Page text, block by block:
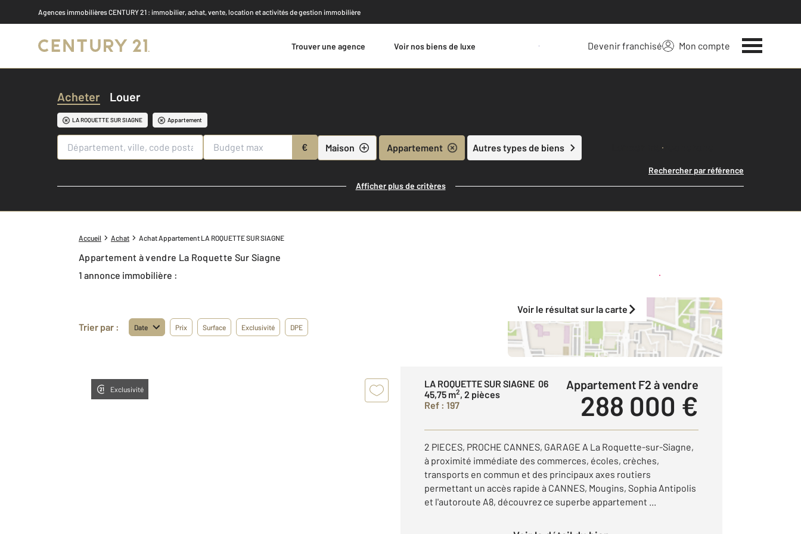
Agences immobilières CENTURY 21 : immobilier, achat, vente, location et activités de gestion immobilière
Trouver une agence Voir nos biens de luxe Estimer votre bien Devenir franchisé Mon compte
Acheter Louer
LA ROQUETTE SUR SIAGNE Appartement
€ Maison Appartement Autres types de biens Lancer ma recherche
Rechercher par référence
Afficher plus de critères
Accueil Achat Achat Appartement LA ROQUETTE SUR SIAGNE
Appartement à vendre La Roquette Sur Siagne
1 annonce immobilière :
Créer une alerte
Trier par : Date Prix Surface Exclusivité DPE
Voir le résultat sur la carte
Exclusivité
LA ROQUETTE SUR SIAGNE 06
45,75 m2, 2 pièces
Ref : 197
Appartement F2 à vendre
288 000 €
2 PIECES, PROCHE CANNES, GARAGE A La Roquette-sur-Siagne,
à proximité immédiate des commerces, écoles, crèches,
transports en commun et des principaux axes routiers
permettant un accès rapide à CANNES, Mougins, Sophia Antipolis
et l'autoroute A8, découvrez ce superbe appartement ...